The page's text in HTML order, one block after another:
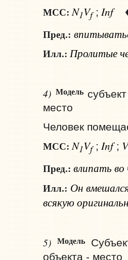
МСС: N1Vf; Inf
Пред.:
Илл.: Пролитые
4) Модель
место
Человек
МСС: N1Vf; Inf; V
Пред.: влипать
Илл.: Он
всякую
5)Модель
объекта - место